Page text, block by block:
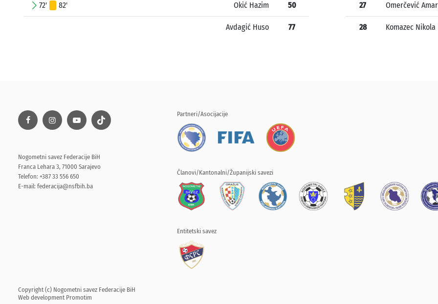
72' 82' Okić Hazim 50
Avdagić Huso 77
27 Omerčević Amar
28 Komazec Nikola
Nogometni savez Federacije BiH
Franca Lehara 3, 71000 Sarajevo
Telefon: +387 33 556 650
E-mail: federacija@nsfbih.ba
Partneri/Asocijacije
Članovi/Kantonalni/Županijski savezi
Entitetski savez
Copyright (c) Nogometni savez Federacije BiH
Web development Promotim